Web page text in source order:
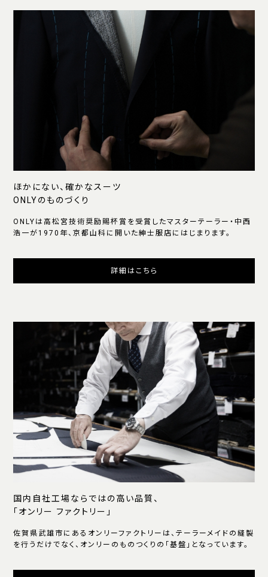
ほかにない、確かなスーツ
ONLYのものづくり
ONLYは高松宮技術奨励賜杯賞を受賞したマスターテーラー・中西
浩一が1970年、京都山科に開いた紳士服店にはじまります。
詳細はこちら
国内自社工場ならではの高い品質、
「オンリー ファクトリー」
佐賀県武雄市にあるオンリーファクトリーは、テーラーメイドの縫製
を行うだけでなく、オンリーのものつくりの「基盤」となっています。